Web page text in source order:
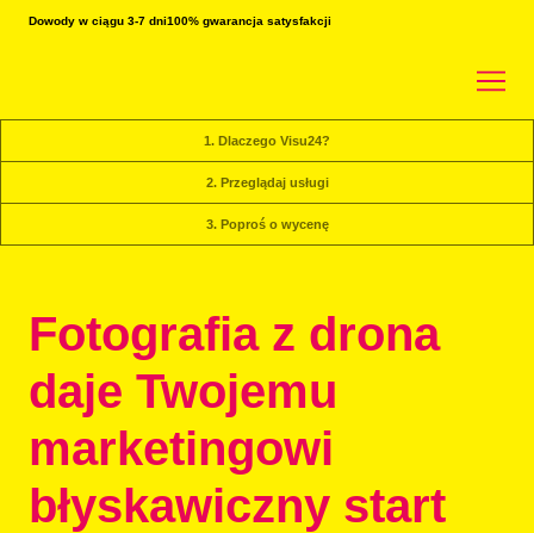
Dowody w ciągu 3-7 dni100% gwarancja satysfakcji
1. Dlaczego Visu24?
2. Przeglądaj usługi
3. Poproś o wycenę
Fotografia z drona
daje Twojemu
marketingowi
błyskawiczny start